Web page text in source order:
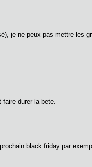
je ne peux pas mettre les
faire durer la bete.
black friday par